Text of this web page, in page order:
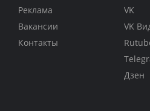
Реклама
Вакансии
Контакты
VK
VK
Дзен